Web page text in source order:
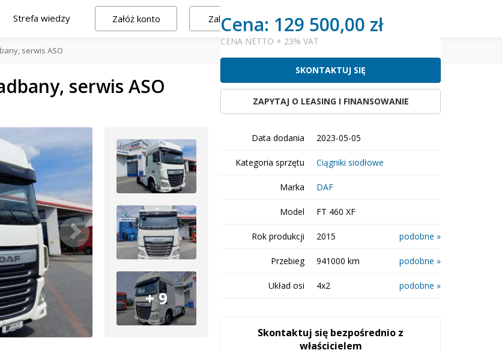
Strefa wiedzy DODAJ OGŁOSZENIE
Załóż konto Zaloguj się
serwis ASO
serwis ASO
+ 9
Udostępnij: obserwuj
Cena: 129 500,00 zł
CENA NETTO + 23% VAT
SKONTAKTUJ SIĘ
ZAPYTAJ O LEASING I FINANSOWANIE
Data dodania 2023-05-05
Kategoria sprzętu Ciągniki siodłowe
Marka DAF
Model FT 460 XF
Rok produkcji 2015 podobne »
Przebieg 941000 km podobne »
Układ osi 4x2 podobne »
Skontaktuj się bezpośrednio z
właścicielem